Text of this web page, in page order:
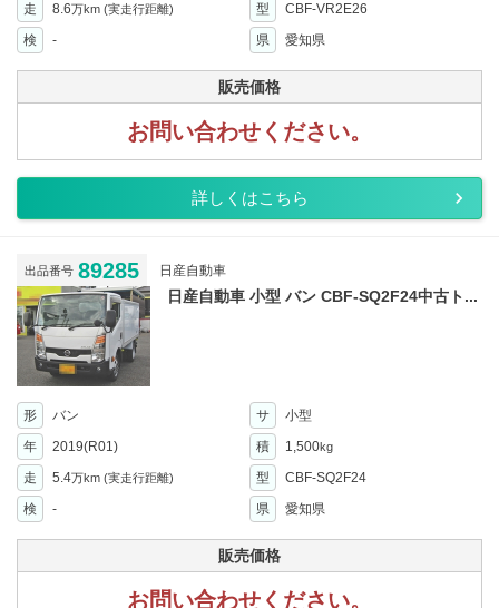
走 8.6万km (実走行距離) 型
CBF-VR2E26
検
- 県 愛知県
販売価格
お問い合わせください。
詳しくはこちら
出品番号 89285 日産自動車
日産自動車 小型 バン CBF-SQ2F24中古ト...
形 バン サ
小型
年
2019(R01) 積 1,500kg
走 5.4万km (実走行距離) 型
CBF-SQ2F24
検
- 県 愛知県
販売価格
お問い合わせください。